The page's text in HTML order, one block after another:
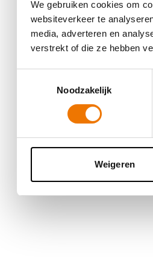
We gebruiken cookies om
websiteverkeer te
media, adverteren en
verstrekt of die ze hebben
Noodzakelijk
Weigeren
Application